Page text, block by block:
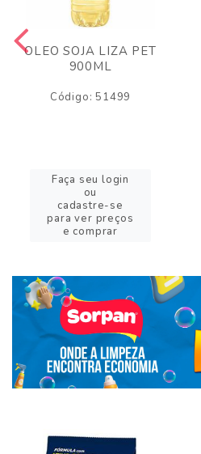
OLEO SOJA LIZA PET
900ML
Código: 51499
Faça seu login
ou
cadastre-se
para ver preços
e comprar